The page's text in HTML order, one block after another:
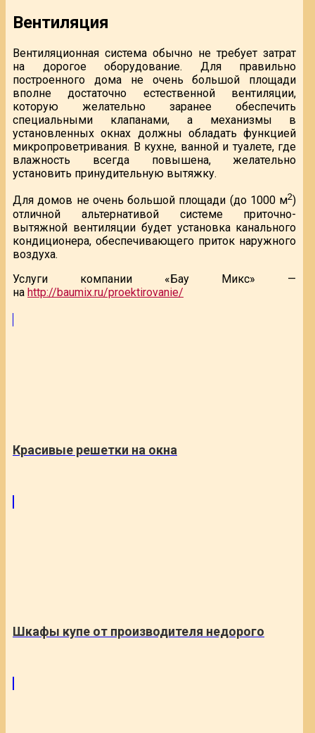
Вентиляция
Вентиляционная система обычно не требует затрат
на дорогое оборудование. Для правильно
построенного дома не очень большой площади
вполне достаточно естественной вентиляции,
которую желательно заранее обеспечить
специальными клапанами, а механизмы в
установленных окнах должны обладать функцией
микропроветривания. В кухне, ванной и туалете, где
влажность всегда повышена, желательно
установить принудительную вытяжку.
Для домов не очень большой площади (до 1000 м2)
отличной альтернативой системе приточно-
вытяжной вентиляции будет установка канального
кондиционера, обеспечивающего приток наружного
воздуха.
Услуги компании «Бау Микс» —
на http://baumix.ru/proektirovanie/
Красивые решетки на окна
Шкафы купе от производителя недорого